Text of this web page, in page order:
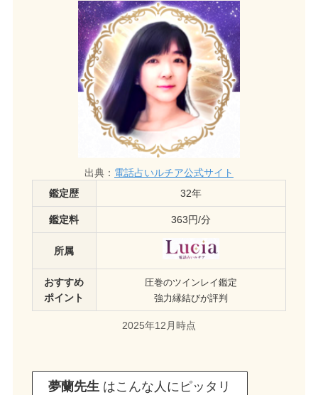
出典： 電話占いルチア公式サイト
鑑定歴
32年
鑑定料 363円/分
所属
おすすめ
ポイント
圧巻のツインレイ鑑定
強力縁結びが評判
2025年12月時点
夢蘭先生 はこんな人にピッタリ